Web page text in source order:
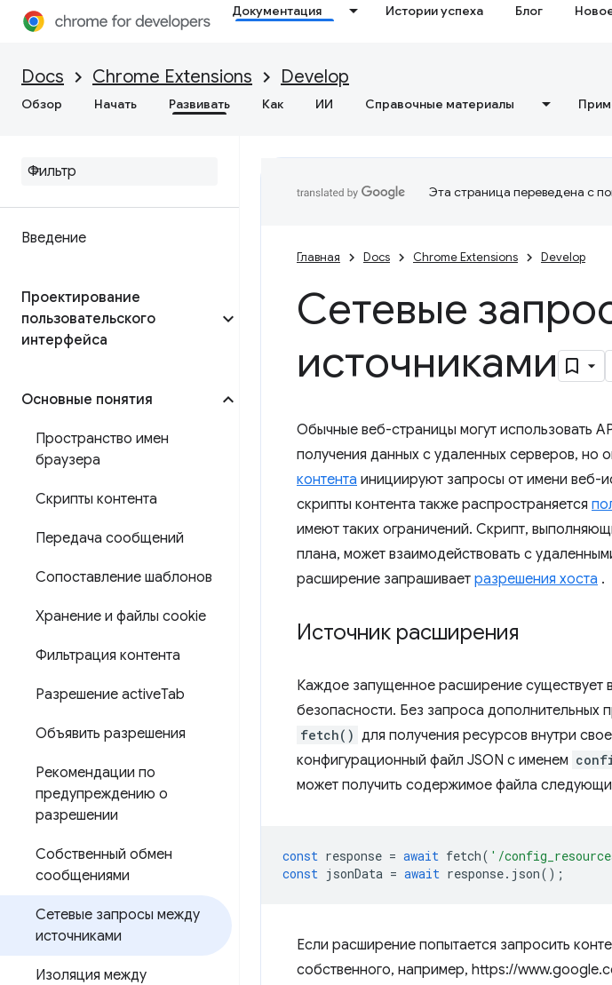
Документация Истории успеха Блог
Docs Chrome Extensions Develop
Обзор Начать Развивать Как ИИ Справочные материалы
Введение
Проектирование
пользовательского
интерфейса
Основные понятия
Пространство имен
браузера
Скрипты контента
Передача сообщений
Сопоставление шаблонов
Хранение и файлы cookie
Фильтрация контента
Разрешение activeTab
Объявить разрешения
Рекомендации по
предупреждению о
разрешении
Собственный обмен
сообщениями
Сетевые запросы между
источниками
Изоляция между
Эта страница переведена с
Главная Docs Chrome Extensions Develop
Сетевые
источниками
Обычные веб-страницы могут использовать
получения данных с удаленных серверов, но
контента инициируют запросы от имени веб-
скрипты контента также распространяется
имеют таких ограничений. Скрипт,
плана, может взаимодействовать с
расширение запрашивает разрешения хоста .
Источник расширения
Каждое запущенное расширение существует
безопасности. Без запроса дополнительных
fetch() для получения ресурсов внутри
конфигурационный файл JSON с именем
может получить содержимое файла
const response = await fetch( '/
const jsonData = await response. json();
Если расширение попытается запросить
собственного, например, https://